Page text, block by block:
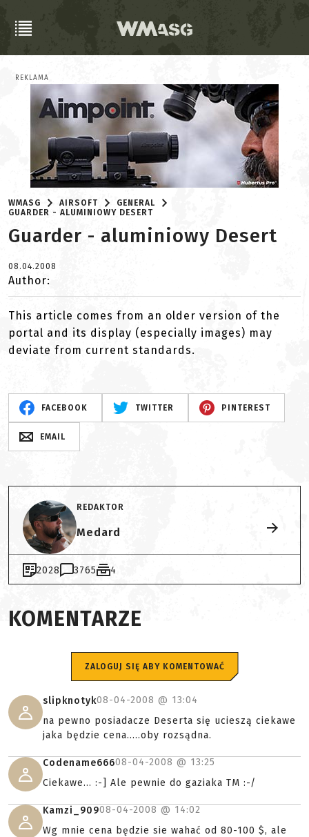
REKLAMA
WMASG AIRSOFT
GENERAL
GUARDER - ALUMINIOWY DESERT
Guarder - aluminiowy Desert
08.04.2008
Author:
This article comes from an older version of the
portal and its display (especially images) may
deviate from current standards.
FACEBOOK TWITTER PINTEREST
EMAIL
REDAKTOR
Medard
2028 3765 4
KOMENTARZE
ZALOGUJ SIĘ ABY KOMENTOWAĆ
slipknotyk08-04-2008 @ 13:04
na pewno posiadacze Deserta się ucieszą ciekawe
jaka będzie cena.....oby rozsądna.
Codename66608-04-2008 @ 13:25
Ciekawe... :-] Ale pewnie do gaziaka TM :-/
Kamzi_90908-04-2008 @ 14:02
Wg mnie cena będzie sie wahać od 80-100 $, ale